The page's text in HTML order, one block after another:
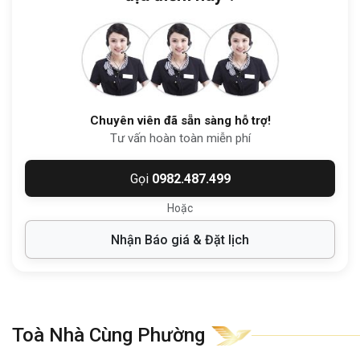
Nhờ sở hữu vị trí chiến lược giữa,cao ốc
9-11 Mai Thị Lựu
mang đến lợi thế vượt trội
về hình ảnh, góp phần nâng cao uy tín và
thương hiệu của doanh nghiệp đặt văn
phòng tại đây.
Tòa nhà văn phòng Huy Sơn Building
đường Mai Thị Lựu, Phường Tân
Định
được xếp hạngvăn phòng hạng C
có
Chuyên viên đã sẵn sàng hỗ trợ!
Tư vấn hoàn toàn miễn phí
Gọi 0982.487.499
Hoặc
Nhận Báo giá & Đặt lịch
Toà Nhà Cùng Phường